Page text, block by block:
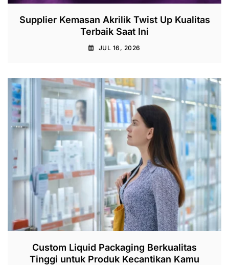
Supplier Kemasan Akrilik Twist Up Kualitas
Terbaik Saat Ini
JUL 16, 2026
Custom Liquid Packaging Berkualitas
Tinggi untuk Produk Kecantikan Kamu